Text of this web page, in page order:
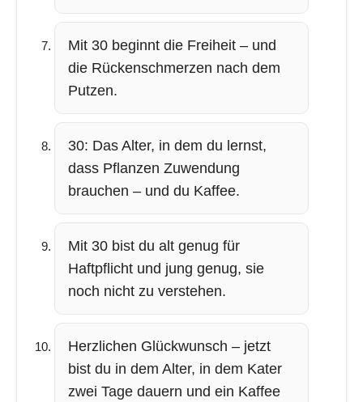
Mit 30 beginnt die Freiheit – und
die Rückenschmerzen nach dem
Putzen.
30: Das Alter, in dem du lernst,
dass Pflanzen Zuwendung
brauchen – und du Kaffee.
Mit 30 bist du alt genug für
Haftpflicht und jung genug, sie
noch nicht zu verstehen.
Herzlichen Glückwunsch – jetzt
bist du in dem Alter, in dem Kater
zwei Tage dauern und ein Kaffee